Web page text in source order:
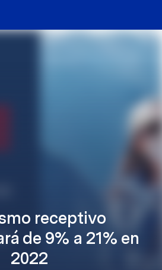
receptivo
de 9% a 21% en
2022